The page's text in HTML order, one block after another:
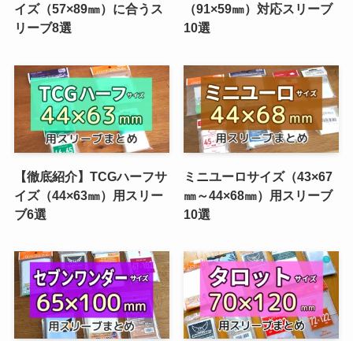
イズ（57×89㎜）に合うス
リーブ8選
（91×59㎜）対応スリーブ
10選
【徹底紹介】TCGハーフサ
イズ（44×63㎜）用スリー
ブ6選
ミニユーロサイズ（43×67
㎜～44×68㎜）用スリーブ
10選